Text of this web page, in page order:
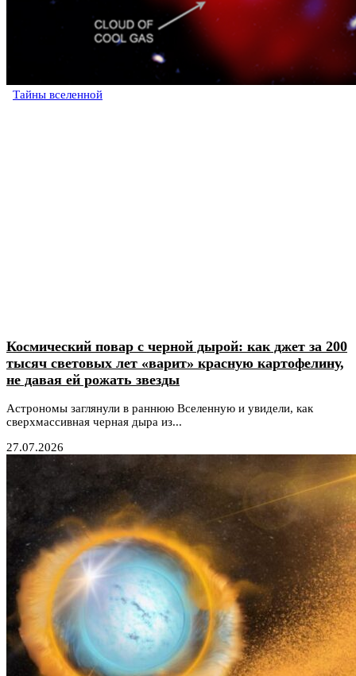
Тайны вселенной
Космический повар с черной дырой: как джет за 200
тысяч световых лет «варит» красную картофелину,
не давая ей рожать звезды
Астрономы заглянули в раннюю Вселенную и увидели, как
сверхмассивная черная дыра из...
27.07.2026